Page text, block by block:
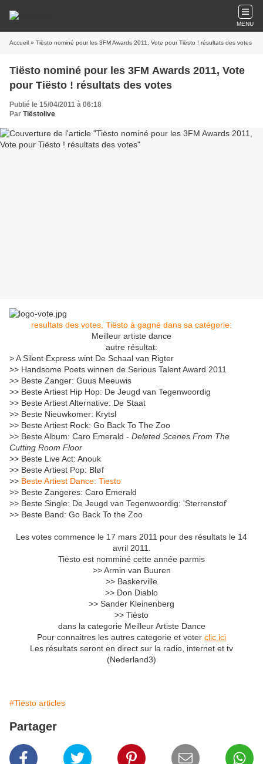
MENU
Accueil » Tiësto nominé pour les 3FM Awards 2011, Vote pour Tiësto ! résultats des votes
Tiësto nominé pour les 3FM Awards 2011, Vote
pour Tiësto ! résultats des votes
Publié le 15/04/2011 à 06:18
Par Tiëstolive
resultats des votes, Tiësto à gagné dans sa catégorie:
Meilleur artiste dance
autre résultat:
> A Silent Express wint De Schaal van Rigter
>> Handsome Poets winnen de Serious Talent Award 2011
>> Beste Zanger: Guus Meeuwis
>> Beste Artiest Hip Hop: De Jeugd van Tegenwoordig
>> Beste Artiest Alternative: De Staat
>> Beste Nieuwkomer: Krytsl
>> Beste Artiest Rock: Go Back To The Zoo
>> Beste Album: Caro Emerald - Deleted Scenes From The
Cutting Room Floor
>> Beste Live Act: Anouk
>> Beste Artiest Pop: Bløf
>> Beste Artiest Dance: Tiesto
>> Beste Zangeres: Caro Emerald
>> Beste Single: De Jeugd van Tegenwoordig: 'Sterrenstof'
>> Beste Band: Go Back To the Zoo
Les votes commence le 17 mars 2011 pour des résultats le 14
avril 2011.
Tiësto est nomminé cette année parmis
>> Armin van Buuren
>> Baskerville
>> Don Diablo
>> Sander Kleinenberg
>> Tiësto
dans la categorie Meilleur Artiste Dance
Pour connaitres les autres categorie et voter clic ici
Les résultats seront en direct sur la radio, internet et tv
(Nederland3)
#Tiësto articles
Partager